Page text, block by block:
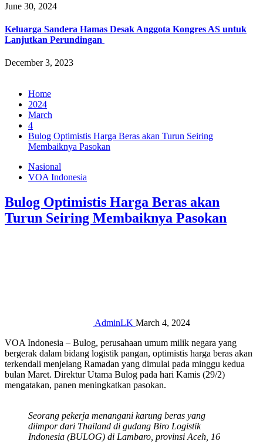
June 30, 2024
Keluarga Sandera Hamas Desak Anggota Kongres AS untuk
Lanjutkan Perundingan
December 3, 2023
Home
2024
March
4
Bulog Optimistis Harga Beras akan Turun Seiring
Membaiknya Pasokan
Nasional
VOA Indonesia
Bulog Optimistis Harga Beras akan
Turun Seiring Membaiknya Pasokan
AdminLK March 4, 2024
VOA Indonesia – Bulog, perusahaan umum milik negara yang
bergerak dalam bidang logistik pangan, optimistis harga beras akan
terkendali menjelang Ramadan yang dimulai pada minggu kedua
bulan Maret. Direktur Utama Bulog pada hari Kamis (29/2)
mengatakan, panen meningkatkan pasokan.
Seorang pekerja menangani karung beras yang
diimpor dari Thailand di gudang Biro Logistik
Indonesia (BULOG) di Lambaro, provinsi Aceh, 16